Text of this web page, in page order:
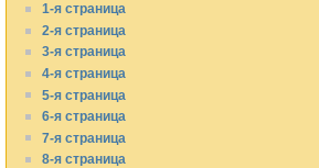
1-я страница
2-я страница
3-я страница
4-я страница
5-я страница
6-я страница
7-я страница
8-я страница